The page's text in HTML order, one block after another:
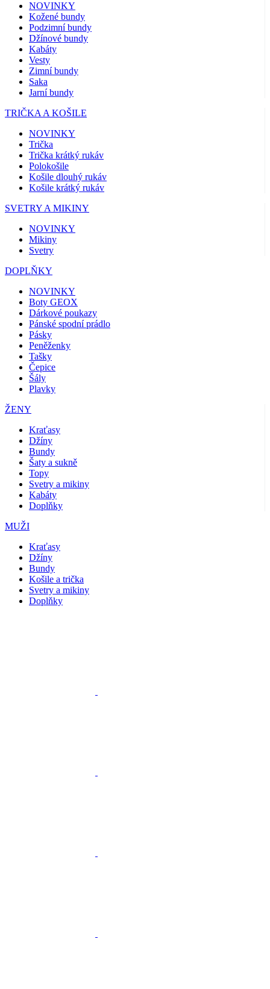
NOVINKY
Kožené bundy
Podzimní bundy
Džínové bundy
Kabáty
Vesty
Zimní bundy
Saka
Jarní bundy
TRIČKA A KOŠILE
NOVINKY
Trička
Trička krátký rukáv
Polokošile
Košile dlouhý rukáv
Košile krátký rukáv
SVETRY A MIKINY
NOVINKY
Mikiny
Svetry
DOPLŇKY
NOVINKY
Boty GEOX
Dárkové poukazy
Pánské spodní prádlo
Pásky
Peněženky
Tašky
Čepice
Šály
Plavky
ŽENY
Kraťasy
Džíny
Bundy
Šaty a sukně
Topy
Svetry a mikiny
Kabáty
Doplňky
MUŽI
Kraťasy
Džíny
Bundy
Košile a trička
Svetry a mikiny
Doplňky